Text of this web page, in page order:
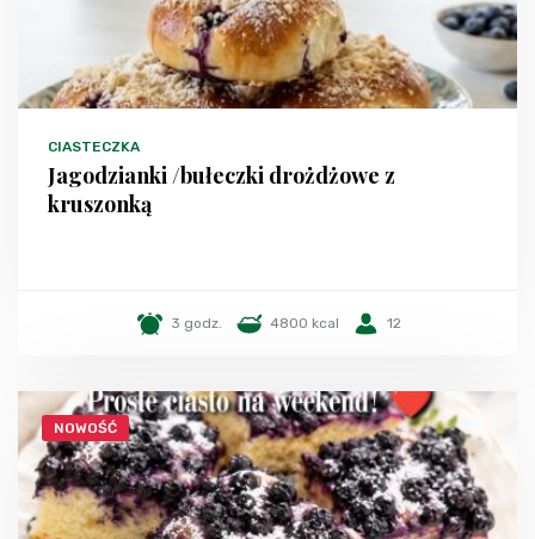
CIASTECZKA
Jagodzianki /bułeczki drożdżowe z
kruszonką
3 godz. 4800 kcal 12
NOWOŚĆ